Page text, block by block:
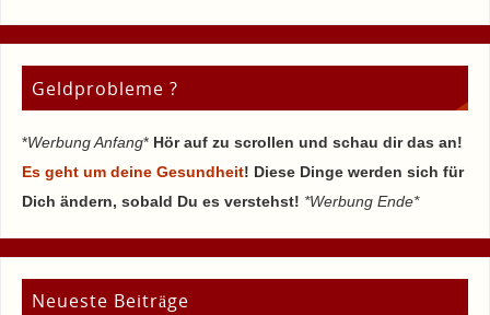
Geldprobleme ?
*Werbung Anfang* Hör auf zu scrollen und schau dir das an!
Es geht um deine Gesundheit! Diese Dinge werden sich für
Dich ändern, sobald Du es verstehst! *Werbung Ende*
Neueste Beiträge